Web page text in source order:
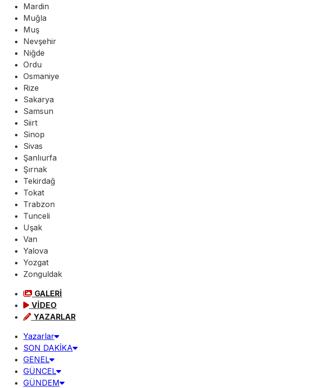
Mardin
Muğla
Muş
Nevşehir
Niğde
Ordu
Osmaniye
Rize
Sakarya
Samsun
Siirt
Sinop
Sivas
Şanlıurfa
Şırnak
Tekirdağ
Tokat
Trabzon
Tunceli
Uşak
Van
Yalova
Yozgat
Zonguldak
GALERİ
VİDEO
YAZARLAR
Yazarlar
SON DAKİKA
GENEL
GÜNCEL
GÜNDEM